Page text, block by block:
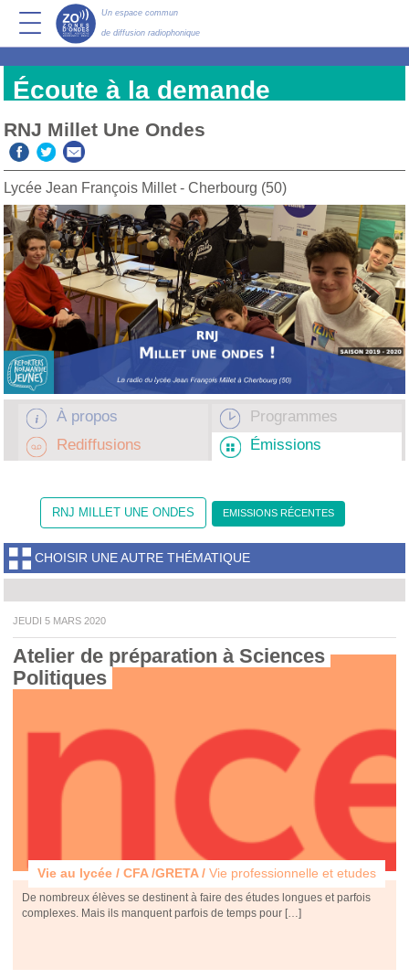
Un espace commun
de diffusion radiophonique
Écoute à la demande
RNJ Millet Une Ondes
Lycée Jean François Millet - Cherbourg (50)
À propos
Programmes
Rediffusions
Émissions
RNJ MILLET UNE ONDES EMISSIONS RÉCENTES
CHOISIR UNE AUTRE THÉMATIQUE
JEUDI 5 MARS 2020
Atelier de préparation à Sciences
Politiques
Vie au lycée / CFA /GRETA / Vie professionnelle et etudes
De nombreux élèves se destinent à faire des études longues et parfois
complexes. Mais ils manquent parfois de temps pour […]